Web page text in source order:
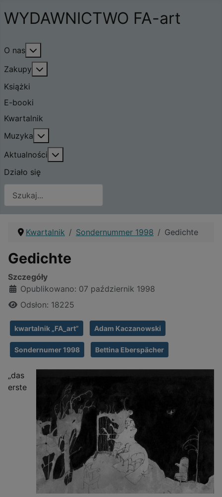
WYDAWNICTWO FA-art
O nas
Zakupy
Książki
E-booki
Kwartalnik
Muzyka
Aktualności
Działo się
Kwartalnik Sondernummer 1998 Gedichte
Gedichte
Szczegóły
Opublikowano: 07 październik 1998
Odsłon: 18225
kwartalnik „FA_art” Adam Kaczanowski
Sondernumer 1998 Bettina Eberspächer
„das
erste